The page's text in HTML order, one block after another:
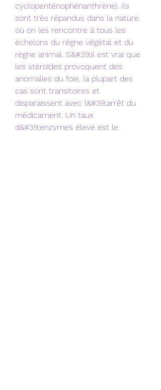
cyclopenténophénanthrène). Ils
sont très répandus dans la nature
où on les rencontre à tous les
échelons du règne végétal et du
règne animal. S&#39;il est vrai que
les stéroïdes provoquent des
anomalies du foie, la plupart des
cas sont transitoires et
disparaissent avec l&#39;arrêt du
médicament. Un taux
d&#39;enzymes élevé est le